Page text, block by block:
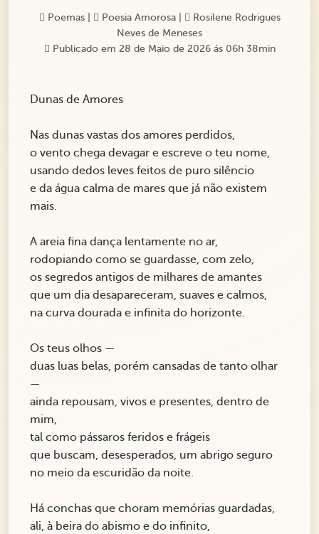
Poemas| Poesia Amorosa|
Rosilene Rodrigues
Neves de Meneses
Publicado em 28 de Maio de 2026 ás 06h 38min
Dunas de Amores
Nas dunas vastas dos amores perdidos,
o vento chega devagar e escreve o teu nome,
usando dedos leves feitos de puro silêncio
e da água calma de mares que já não existem
mais.
A areia fina dança lentamente no ar,
rodopiando como se guardasse, com zelo,
os segredos antigos de milhares de amantes
que um dia desapareceram, suaves e calmos,
na curva dourada e infinita do horizonte.
Os teus olhos —
duas luas belas, porém cansadas de tanto olhar
—
ainda repousam, vivos e presentes, dentro de
mim,
tal como pássaros feridos e frágeis
que buscam, desesperados, um abrigo seguro
no meio da escuridão da noite.
Há conchas que choram memórias guardadas,
ali, à beira do abismo e do infinito,